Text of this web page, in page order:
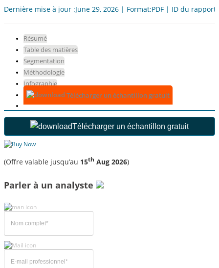
Dernière mise à jour :June 29, 2026 | Format:PDF | ID du
Résumé
Table des matières
Segmentation
Méthodologie
Infographie
Télécharger un échantillon gratuit
Télécharger un échantillon gratuit
(Offre valable jusqu’au 15th Aug 2026)
Parler à un analyste